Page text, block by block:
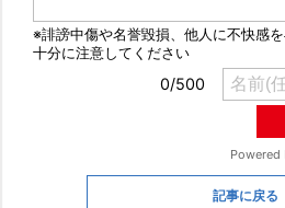
記事に戻る